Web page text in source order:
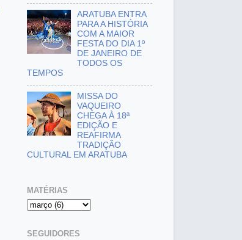
ARATUBA ENTRA
PARA A HISTÓRIA
COM A MAIOR
FESTA DO DIA 1º
DE JANEIRO DE
TODOS OS
TEMPOS
MISSA DO
VAQUEIRO
CHEGA À 18ª
EDIÇÃO E
REAFIRMA
TRADIÇÃO
CULTURAL EM ARATUBA
MATÉRIAS
SEGUIDORES